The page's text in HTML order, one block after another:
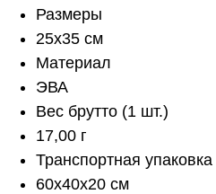
Размеры
25х35 см
Материал
ЭВА
Вес брутто (1 шт.)
17,00 г
Транспортная упаковка
60x40x20 см